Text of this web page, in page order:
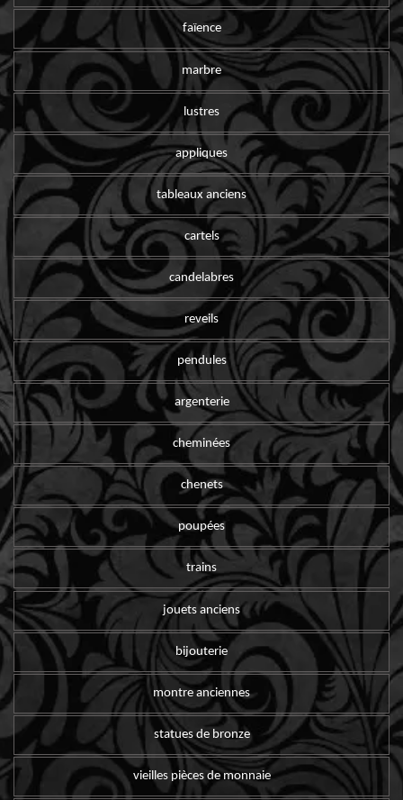
faïence
marbre
lustres
appliques
tableaux anciens
cartels
candelabres
reveils
pendules
argenterie
cheminées
chenets
poupées
trains
jouets anciens
bijouterie
montre anciennes
statues de bronze
vieilles pièces de monnaie